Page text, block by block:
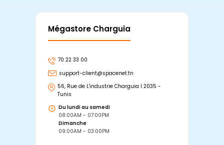
Mégastore Charguia
70 22 33 00
support-client@spacenet.tn
56, Rue de L'industrie Charguia I 2035 -
Tunis
Du lundi au samedi
08:00AM - 07:00PM
Dimanche
09:00AM - 03:00PM